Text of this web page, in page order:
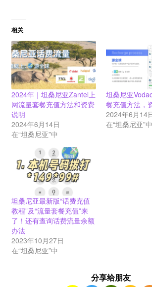
相关
2024年｜坦桑尼亚Zantel上
网流量套餐充值方法和资费
说明
2024年6月14日
在“坦桑尼亚”中
坦桑尼亚
餐充值方法，
2024年6月14
在“坦桑尼亚”中
坦桑尼亚最新版“话费充值
教程”及“流量套餐充值”来
了！还有查询话费流量余额
办法
2023年10月27日
在“坦桑尼亚”中
分享给朋友